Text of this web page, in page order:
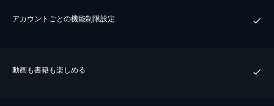
アカウントごとの機能制限設定
動画も書籍も楽しめる